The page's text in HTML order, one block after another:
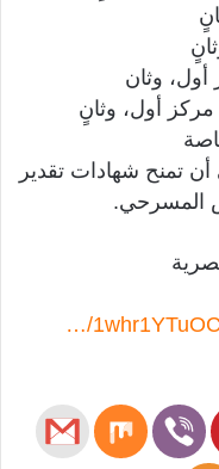
وثان
أول، وثانٍ
تمنح شهادات تقدير
المسرحي.
…/